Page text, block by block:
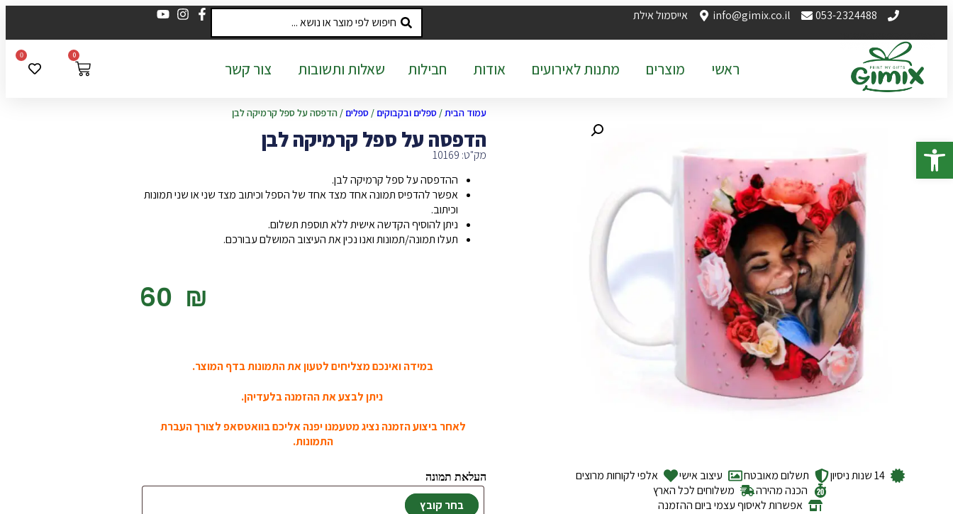
פתח סרגל נגישות
053-2324488
info@gimix.co.il אייסמול אילת
ראשי מוצרים מתנות לאירועים אודות חבילות שאלות ותשובות צור קשר
0
0
14 שנות ניסיון תשלום מאובטח עיצוב אישי
אלפי לקוחות מרוצים
הכנה מהירה
משלוחים לכל הארץ
אפשרות לאיסוף עצמי ביום ההזמנה
עמוד הבית/ספלים ובקבוקים /ספלים / הדפסה על ספל קרמיקה לבן
הדפסה על ספל קרמיקה לבן
מק"ט: 10169
ההדפסה על ספל קרמיקה לבן.
אפשר להדפיס תמונה אחד מצד אחד של הספל וכיתוב מצד שני או שני תמונות
וכיתוב.
ניתן להוסיף הקדשה אישית ללא תוספת תשלום.
תעלו תמונה/תמונות ואנו נכין את העיצוב המושלם עבורכם.
‎60 ₪
במידה ואינכם מצליחים לטעון את התמונות בדף המוצר.
ניתן לבצע את ההזמנה בלעדיהן.
לאחר ביצוע הזמנה נציג מטעמנו יפנה אליכם בוואטסאפ לצורך העברת
התמונות.
העלאת תמונה